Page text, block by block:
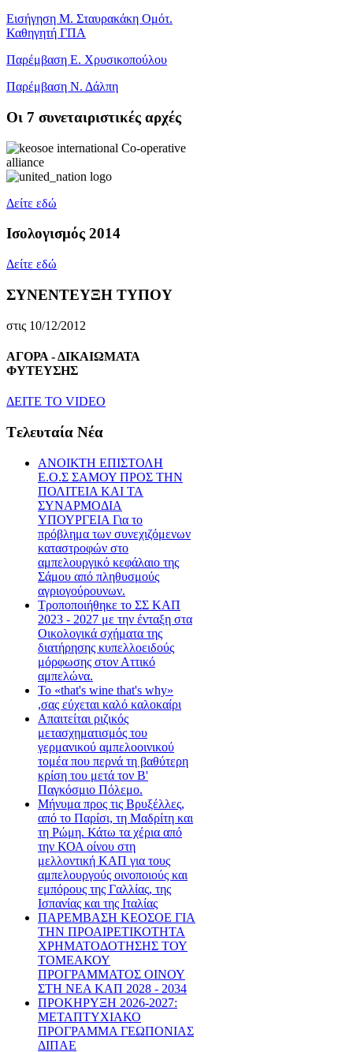
Εισήγηση Μ. Σταυρακάκη Ομότ.
Καθηγητή ΓΠΑ
Παρέμβαση Ε. Χρυσικοπούλου
Παρέμβαση Ν. Δάλπη
Oι 7 συνεταιριστικές αρχές
Δείτε εδώ
Ισολογισμός 2014
Δείτε εδώ
ΣΥΝΕΝΤΕΥΞΗ ΤΥΠΟΥ
στις 10/12/2012
ΑΓΟΡΑ - ΔΙΚΑΙΩΜΑΤΑ
ΦΥΤΕΥΣΗΣ
ΔEITE TO VIDEO
Tελευταία Nέα
ΑΝΟΙΚΤΗ ΕΠΙΣΤΟΛΗ
Ε.Ο.Σ ΣΑΜΟΥ ΠΡΟΣ ΤΗΝ
ΠΟΛΙΤΕΙΑ ΚΑΙ ΤΑ
ΣΥΝΑΡΜΟΔΙΑ
ΥΠΟΥΡΓΕΙΑ Για το
πρόβλημα των συνεχιζόμενων
καταστροφών στο
αμπελουργικό κεφάλαιο της
Σάμου από πληθυσμούς
αγριογούρουνων.
Τροποποιήθηκε το ΣΣ ΚΑΠ
2023 - 2027 με την ένταξη στα
Οικολογικά σχήματα της
διατήρησης κυπελλοειδούς
μόρφωσης στον Αττικό
αμπελώνα.
Το «that's wine that's why»
,σας εύχεται καλό καλοκαίρι
Απαιτείται ριζικός
μετασχηματισμός του
γερμανικού αμπελοοινικού
τομέα που περνά τη βαθύτερη
κρίση του μετά τον Β'
Παγκόσμιο Πόλεμο.
Μήνυμα προς τις Βρυξέλλες,
από το Παρίσι, τη Μαδρίτη και
τη Ρώμη. Κάτω τα χέρια από
την ΚΟΑ οίνου στη
μελλοντική ΚΑΠ για τους
αμπελουργούς οινοποιούς και
εμπόρους της Γαλλίας, της
Ισπανίας και της Ιταλίας
ΠΑΡΕΜΒΑΣΗ ΚΕΟΣΟΕ ΓΙΑ
ΤΗΝ ΠΡΟΑΙΡΕΤΙΚΟΤΗΤΑ
ΧΡΗΜΑΤΟΔΟΤΗΣΗΣ ΤΟΥ
ΤΟΜΕΑΚΟΥ
ΠΡΟΓΡΑΜΜΑΤΟΣ ΟΙΝΟΥ
ΣΤΗ ΝΕΑ ΚΑΠ 2028 - 2034
ΠΡΟΚΗΡΥΞΗ 2026-2027:
ΜΕΤΑΠΤΥΧΙΑΚΟ
ΠΡΟΓΡΑΜΜΑ ΓΕΩΠΟΝΙΑΣ
ΔΙΠΑΕ